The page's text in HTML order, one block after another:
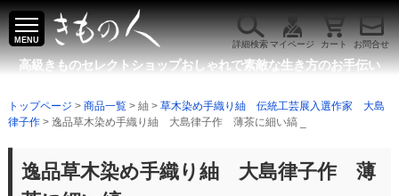
MENU
高級きものセレクトショップおしゃれで素敵な生き方のお手伝い
詳細検索マイページ カート お問合せ
トップページ > 商品一覧> 紬 > 草木染め手織り紬 伝統工芸展入選作家 大島
律子作> 逸品草木染め手織り紬 大島律子作 薄茶に細い縞 _
逸品草木染め手織り紬 大島律子作 薄